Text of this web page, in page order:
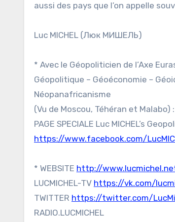
aussi des pays que l’on appelle
Luc MICHEL (Люк МИШЕЛЬ)
* Avec le Géopoliticien de l’Axe
Géopolitique – Géoéconomie –
Néopanafricanisme
(Vu de Moscou, Téhéran et Malabo) :
PAGE SPECIALE Luc MICHEL’s
https://www.facebook.com/
* WEBSITE http://
LUCMICHEL-TV https://vk.com/
TWITTER https://twitter.com/
RADIO.LUCMICHEL